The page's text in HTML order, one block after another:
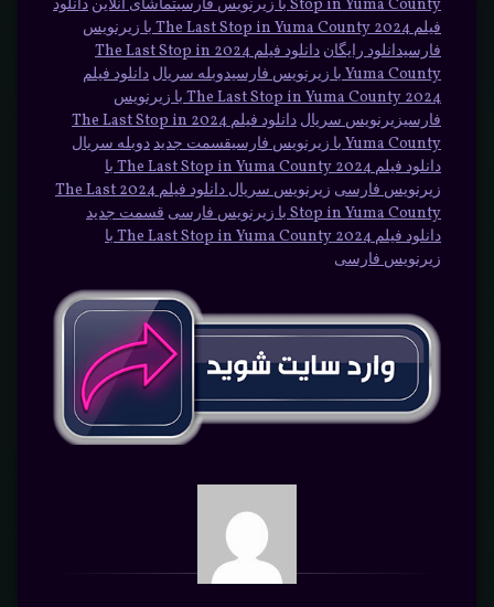
Stop in Yuma County با زیرنویس فارسیتماشای آنلاین
دانلود
فیلم 2024 The Last Stop in Yuma County با زیرنویس
فارسیدانلود رایگان
دانلود فیلم 2024 The Last Stop in
Yuma County با زیرنویس فارسیدوبله سریال
دانلود فیلم
2024 The Last Stop in Yuma County با زیرنویس
فارسیزیرنویس سریال
دانلود فیلم 2024 The Last Stop in
Yuma County با زیرنویس فارسیقسمت جدید
دوبله سریال
دانلود فیلم 2024 The Last Stop in Yuma County با
زیرنویس فارسی
زیرنویس سریال دانلود فیلم 2024 The Last
Stop in Yuma County با زیرنویس فارسی
قسمت جدید
دانلود فیلم 2024 The Last Stop in Yuma County با
زیرنویس فارسی